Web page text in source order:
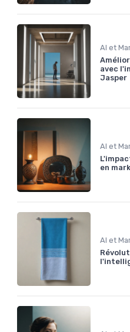
AI et
avec
Jasper
AI et
en
AI et